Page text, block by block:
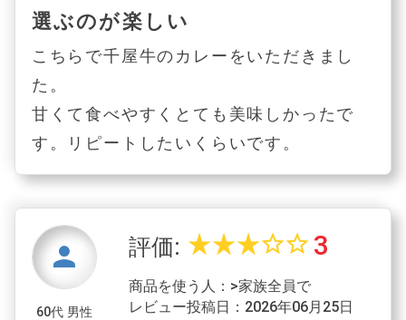
選ぶのが楽しい
こちらで千屋牛のカレーをいただきまし
た。
甘くて食べやすくとても美味しかったで
す。リピートしたいくらいです。
person
60代 男性
評価: star_ratestar_ratestar_ratestar_borderstar_border 3
商品を使う人：>家族全員で
レビュー投稿日：2026年06月25日